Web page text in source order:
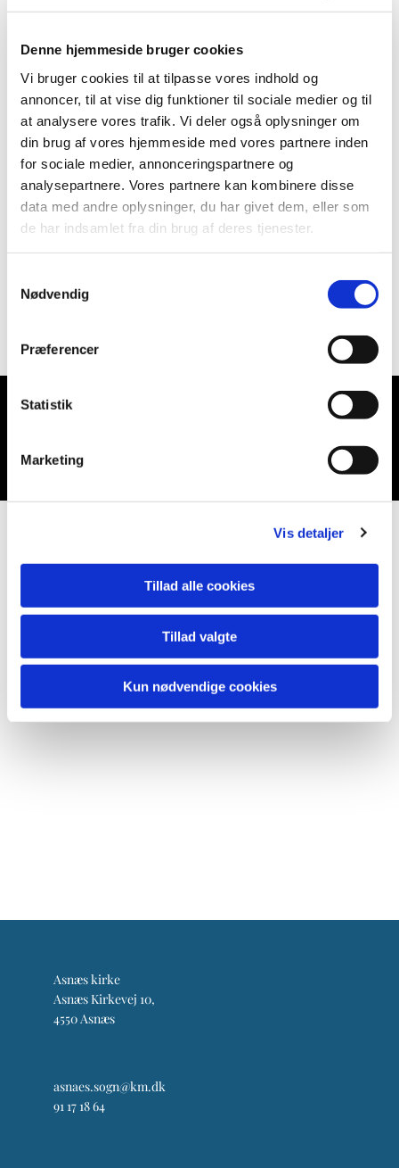
Denne hjemmeside bruger cookies
Vi bruger cookies til at tilpasse vores indhold og
annoncer, til at vise dig funktioner til sociale medier og til
at analysere vores trafik. Vi deler også oplysninger om
din brug af vores hjemmeside med vores partnere inden
for sociale medier, annonceringspartnere og
analysepartnere. Vores partnere kan kombinere disse
data med andre oplysninger, du har givet dem, eller som
de har indsamlet fra din brug af deres tjenester.
Nødvendig
Præferencer
Statistik
Marketing
Vis detaljer
Tillad alle cookies
Tillad valgte
Kun nødvendige cookies
Du vil måske også kunne lide...
Asnæs kirke
Asnæs Kirkevej 10,
4550 Asnæs
asnaes.sogn@km.dk
91 17 18 64